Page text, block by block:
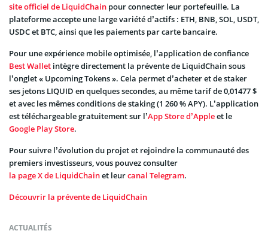
site officiel de LiquidChain pour connecter leur portefeuille. La
plateforme accepte une large variété d’actifs : ETH, BNB, SOL, USDT,
USDC et BTC, ainsi que les paiements par carte bancaire.
Pour une expérience mobile optimisée, l’application de confiance
Best Wallet intègre directement la prévente de LiquidChain sous
l’onglet « Upcoming Tokens ». Cela permet d’acheter et de staker
ses jetons LIQUID en quelques secondes, au même tarif de 0,01477 $
et avec les mêmes conditions de staking (1 260 % APY). L’application
est téléchargeable gratuitement sur l’App Store d’Appleet le
Google Play Store.
Pour suivre l’évolution du projet et rejoindre la communauté des
premiers investisseurs, vous pouvez consulter
la page X de LiquidChainet leurcanal Telegram.
Découvrir la prévente de LiquidChain
ACTUALITÉS